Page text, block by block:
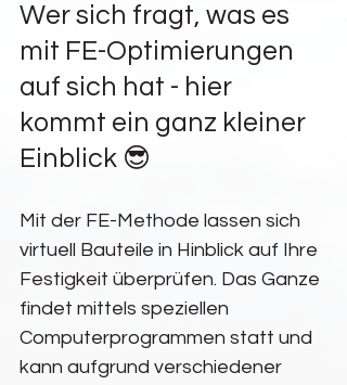
Wer sich fragt, was es
mit FE-Optimierungen
auf sich hat - hier
kommt ein ganz kleiner
Einblick 😎
Mit der FE-Methode lassen sich
virtuell Bauteile in Hinblick auf Ihre
Festigkeit überprüfen. Das Ganze
findet mittels speziellen
Computerprogrammen statt und
kann aufgrund verschiedener